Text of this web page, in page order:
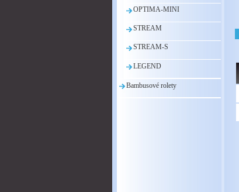
OPTIMA-MINI
STREAM
STREAM-S
LEGEND
Bambusové rolety